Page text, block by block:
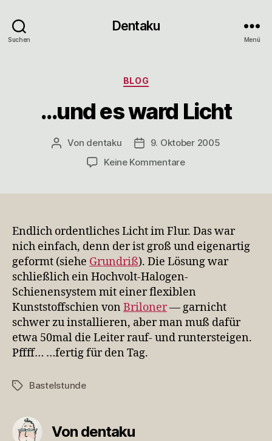
Suchen
Dentaku
Menü
Kategorien
BLOG
…und es ward Licht
Beitragsautor
Von dentaku Veröffentlichungsdatum
9. Oktober 2005
Keine Kommentarezu
Licht
Endlich ordentliches Licht im Flur. Das war
nich einfach, denn der ist groß und eigenartig
geformt (siehe Grundriß). Die Lösung war
schließlich ein Hochvolt-Halogen-
Schienensystem mit einer flexiblen
Kunststoffschien von Briloner— garnicht
schwer zu installieren, aber man muß dafür
etwa 50mal die Leiter rauf- und runtersteigen.
Pffff… …fertig für den Tag.
Schlagwörter
Bastelstunde
Von dentaku